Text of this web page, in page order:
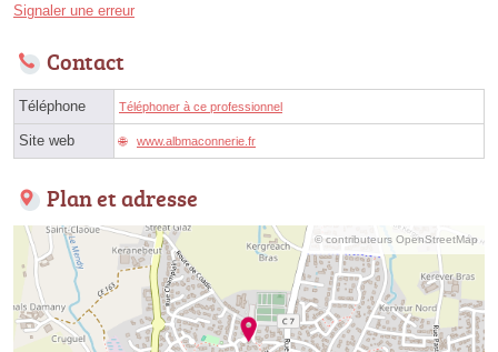
Signaler une erreur
Contact
Téléphone Téléphoner à ce professionnel
Site web www.albmaconnerie.fr
Plan et adresse
© contributeurs OpenStreetMap